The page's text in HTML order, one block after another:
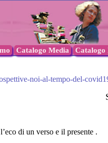
Catalogo Media Catalogo
noi-al-tempo-del-
di un verso e il presente .